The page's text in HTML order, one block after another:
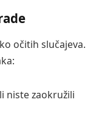
očitih slučajeva.
niste zaokružili